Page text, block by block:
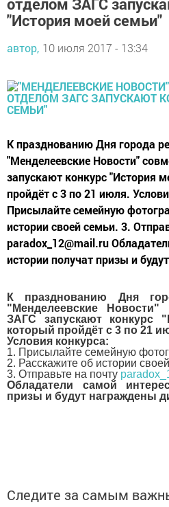
"История моей семьи"
автор, 10 июля 2017 - 13:34
К празднованию Дня города
"Менделеевские Новости"
запускают конкурс "История
пройдёт с 3 по 21 июля.
Присылайте семейную
истории своей семьи. 3.
paradox_12@mail.ru
истории получат призы и
К празднованию Дня
"Менделеевские
ЗАГС запускают конкурс
который пройдёт с 3 по 21
Условия конкурса:
1. Присылайте семейную
2. Расскажите об истории
3. Отправьте на почту
Обладатели самой
призы и будут награждены
Следите за самым